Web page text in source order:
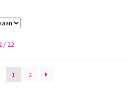
/ 22Sorted
latest
1
2